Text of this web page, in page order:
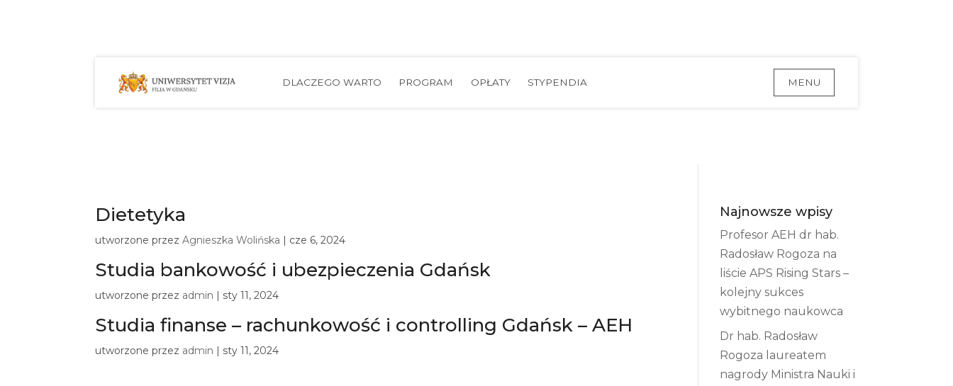
DLACZEGO WARTO PROGRAM OPŁATY STYPENDIA MENU
Dietetyka
utworzone przezAgnieszka Wolińska | cze 6, 2024
Studia bankowość i ubezpieczenia Gdańsk
utworzone przez admin | sty 11, 2024
Studia finanse – rachunkowość i controlling Gdańsk – AEH
utworzone przez admin | sty 11, 2024
Najnowsze wpisy
Profesor AEH dr hab.
Radosław Rogoza na
liście APS Rising Stars –
kolejny sukces
wybitnego naukowca
Dr hab. Radosław
Rogoza laureatem
nagrody Ministra Nauki i